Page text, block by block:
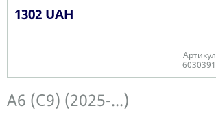
1302 UAH
Артикул
6030391
A6 (C9) (2025-...)